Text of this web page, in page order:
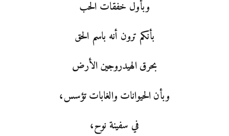
وبأول خفقات الحب
بأنكم ترون أنه باسم الحق
بحرق الهيدروجين الأرض
وبأن الحيوانات والغابات تؤسس،
في سفينة نوح،